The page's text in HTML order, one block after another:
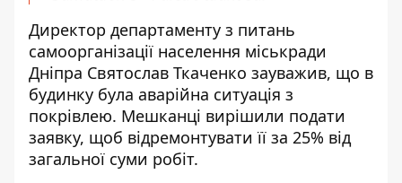
Директор департаменту з питань
самоорганізації населення міськради
Дніпра Святослав Ткаченко зауважив, що в
будинку була аварійна ситуація з
покрівлею. Мешканці вирішили подати
заявку, щоб відремонтувати її за 25% від
загальної суми робіт.